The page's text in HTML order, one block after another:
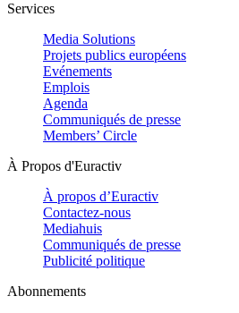
Services
Media Solutions
Projets publics européens
Evénements
Emplois
Agenda
Communiqués de presse
Members’ Circle
À Propos d'Euractiv
À propos d’Euractiv
Contactez-nous
Mediahuis
Communiqués de presse
Publicité politique
Abonnements